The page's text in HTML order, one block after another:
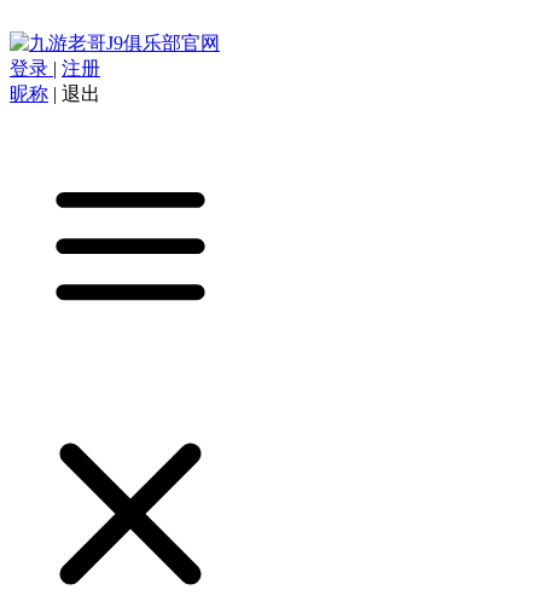
登录 | 注册
昵称 | 退出